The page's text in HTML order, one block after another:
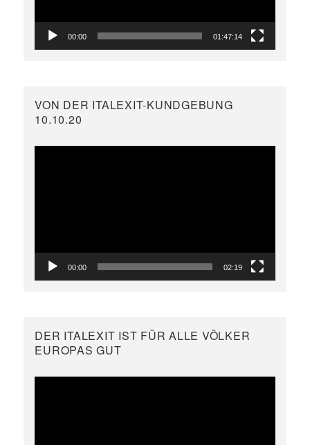
00:00 01:47:14
VON DER ITALEXIT-KUNDGEBUNG
10.10.20
00:00 02:19
DER ITALEXIT IST FÜR ALLE VÖLKER
EUROPAS GUT